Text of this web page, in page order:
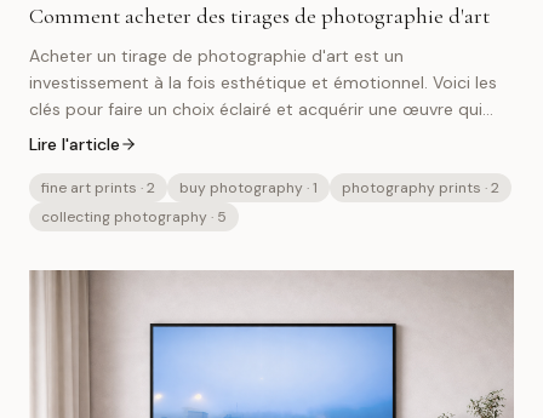
Comment acheter des tirages de photographie d'art
Acheter un tirage de photographie d'art est un
investissement à la fois esthétique et émotionnel. Voici les
clés pour faire un choix éclairé et acquérir une œuvre qui
vous accompagnera longtemps.
Lire l'article
fine art prints · 2 buy photography· 1 photography prints · 2
collecting photography· 5